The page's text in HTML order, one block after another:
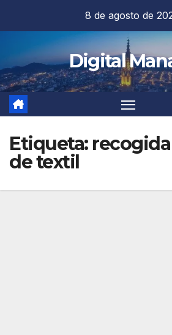
contenido
8 de agosto de
Digital
Etiqueta:
de textil